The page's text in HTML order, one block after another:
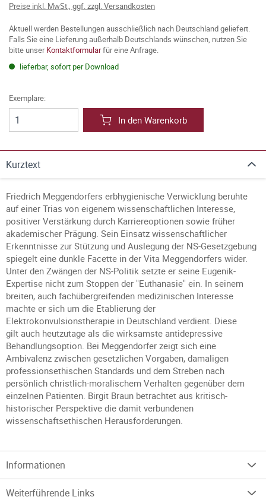
Preise inkl. MwSt., ggf. zzgl. Versandkosten
Aktuell werden Bestellungen ausschließlich nach Deutschland geliefert.
Falls Sie eine Lieferung außerhalb Deutschlands wünschen, nutzen Sie
bitte unserKontaktformularfür eine Anfrage.
lieferbar, sofort per Download
Exemplare:
In den Warenkorb
Kurztext
Friedrich Meggendorfers erbhygienische Verwicklung beruhte
auf einer Trias von eigenem wissenschaftlichen Interesse,
positiver Verstärkung durch Karriereoptionen sowie früher
akademischer Prägung. Sein Einsatz wissenschaftlicher
Erkenntnisse zur Stützung und Auslegung der NS-Gesetzgebung
spiegelt eine dunkle Facette in der Vita Meggendorfers wider.
Unter den Zwängen der NS-Politik setzte er seine Eugenik-
Expertise nicht zum Stoppen der "Euthanasie" ein. In seinem
breiten, auch fachübergreifenden medizinischen Interesse
machte er sich um die Etablierung der
Elektrokonvulsionstherapie in Deutschland verdient. Diese
gilt auch heutzutage als die wirksamste antidepressive
Behandlungsoption. Bei Meggendorfer zeigt sich eine
Ambivalenz zwischen gesetzlichen Vorgaben, damaligen
professionsethischen Standards und dem Streben nach
persönlich christlich-moralischem Verhalten gegenüber dem
einzelnen Patienten. Birgit Braun betrachtet aus kritisch-
historischer Perspektive die damit verbundenen
wissenschaftsethischen Herausforderungen.
Informationen
Weiterführende Links